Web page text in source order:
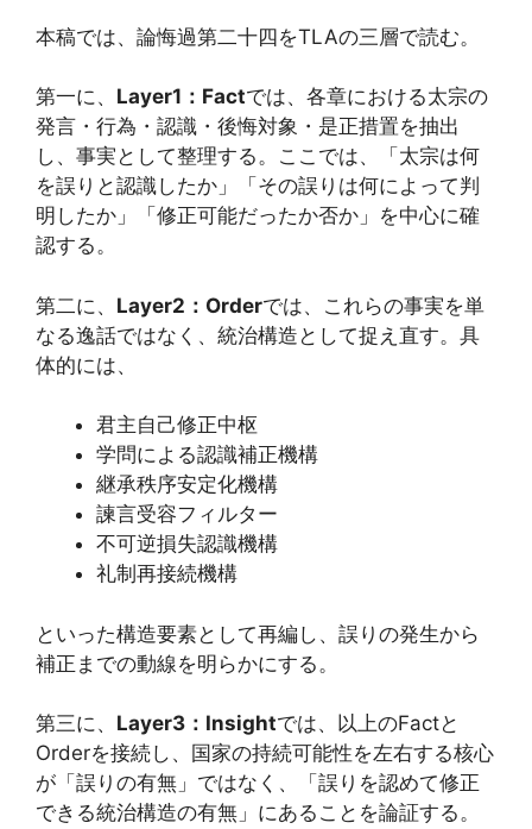
本稿では、論悔過第二十四をTLAの三層で読む。
第一に、 Layer1：Factでは、各章における太宗の
発言・行為・認識・後悔対象・是正措置を抽出
し、事実として整理する。ここでは、「太宗は何
を誤りと認識したか」「その誤りは何によって判
明したか」「修正可能だったか否か」を中心に確
認する。
第二に、 Layer2：Orderでは、これらの事実を単
なる逸話ではなく、統治構造として捉え直す。具
体的には、
君主自己修正中枢
学問による認識補正機構
継承秩序安定化機構
諫言受容フィルター
不可逆損失認識機構
礼制再接続機構
といった構造要素として再編し、誤りの発生から
補正までの動線を明らかにする。
第三に、 Layer3：Insightでは、以上のFactと
Orderを接続し、国家の持続可能性を左右する核心
が「誤りの有無」ではなく、「誤りを認めて修正
できる統治構造の有無」にあることを論証する。